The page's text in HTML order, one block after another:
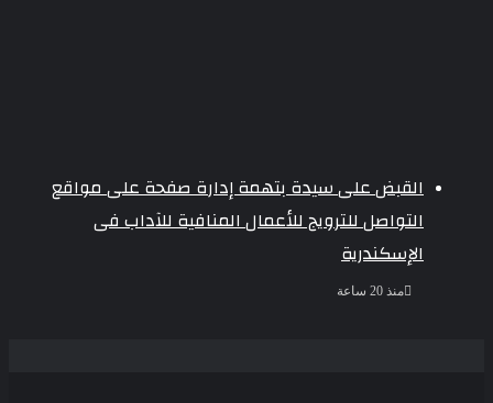
القبض على سيدة بتهمة إدارة صفحة على مواقع
التواصل للترويج للأعمال المنافية للآداب فى
الإسكندرية
منذ 20 ساعة